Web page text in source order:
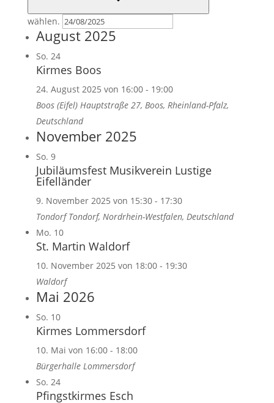
wählen.
August 2025
So. 24
Kirmes Boos
24. August 2025 von 16:00- 19:00
Boos (Eifel) Hauptstraße 27, Boos, Rheinland-Pfalz,
Deutschland
November 2025
So. 9
Jubiläumsfest Musikverein Lustige
Eifelländer
9. November 2025 von 15:30- 17:30
TondorfTondorf, Nordrhein-Westfalen, Deutschland
Mo. 10
St. Martin Waldorf
10. November 2025 von 18:00- 19:30
Waldorf
Mai 2026
So. 10
Kirmes Lommersdorf
10. Mai von 16:00- 18:00
Bürgerhalle Lommersdorf
So. 24
Pfingstkirmes Esch